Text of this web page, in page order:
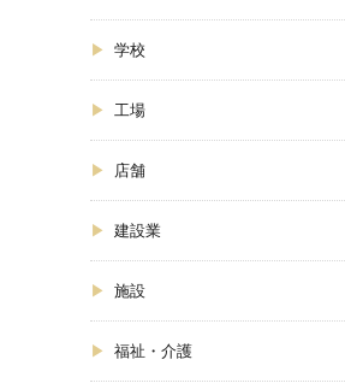
学校
工場
店舗
建設業
施設
福祉・介護